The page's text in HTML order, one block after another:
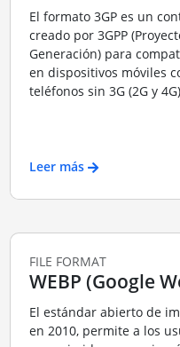
El formato 3GP es un
creado por 3GPP
Generación) para
en dispositivos móviles
teléfonos sin 3G (2G y
Leer más
FILE FORMAT
WEBP (Google
El estándar abierto de
en 2010, permite a los